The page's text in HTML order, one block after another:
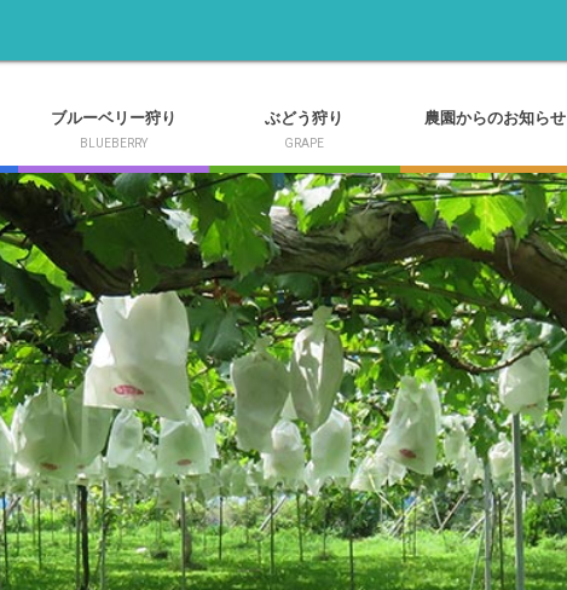
ブルーベリー狩り
BLUEBERRY
ぶどう狩り
GRAPE
農園からのお知らせ